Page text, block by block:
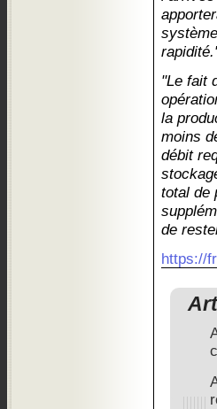
"Le fait
la
moins
débit
total de
de
https://